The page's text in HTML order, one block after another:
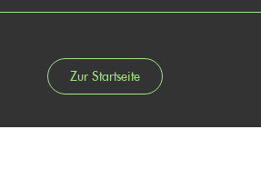
Zur Startseite